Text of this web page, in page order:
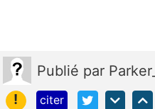
Publié par Parker_
!
citer